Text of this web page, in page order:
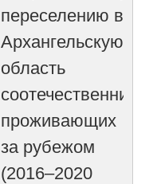
переселению в
Архангельскую
область
проживающих
за рубежом
(2016–2020